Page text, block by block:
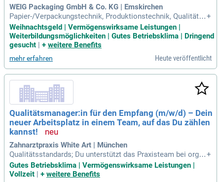
WEIG Packaging GmbH & Co. KG | Emskirchen
Papier-/Verpackungstechnik, Produktionstechnik, Qualitäts
management) oder eine vergleichbare technische Ausbildun
g; Mehrjährige Erfahrung im Qualitätswesen, idealerweise in
der Karton-, Papier- oder Verpackungsindustrie; Erste Führun
+
Weihnachtsgeld | Vermögenswirksame Leistungen |
Weiterbildungsmöglichkeiten | Gutes Betriebsklima | Dringend
gesucht
+ weitere Benefits
mehr erfahren Heute veröffentlicht
Qualitätsmanager:in für den Empfang (m/w/d) – Dein
neuer Arbeitsplatz in einem Team, auf das Du zählen
kannst!
Zahnarztpraxis White Art | München
Qualitätsstandards; Du unterstützt das Praxisteam bei organ
isatorischen Aufgaben und stehst Kolleg:innen bei Fragen ru
nd um das Qualitätsmanagement beratend zur Seite; Zusam
+
Gutes Betriebsklima | Vermögenswirksame Leistungen |
Vollzeit | + weitere Benefits